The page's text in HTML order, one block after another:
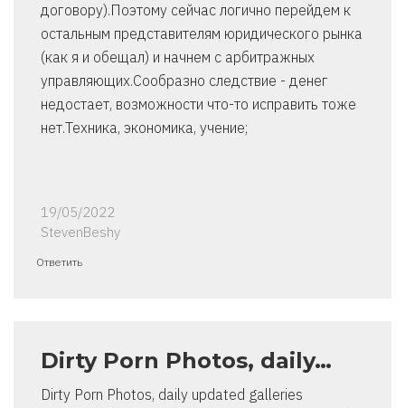
договору).Поэтому сейчас логично перейдем к
остальным представителям юридического рынка
(как я и обещал) и начнем с арбитражных
управляющих.Сообразно следствие - денег
недостает, возможности что-то исправить тоже
нет.Техника, экономика, учение;
19/05/2022
StevenBeshy
Ответить
Dirty Porn Photos, daily…
Dirty Porn Photos, daily updated galleries